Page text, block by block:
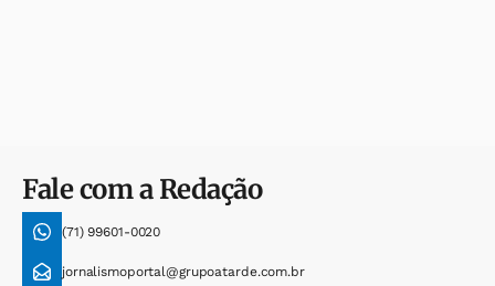
Fale com a Redação
(71) 99601-0020
jornalismoportal@grupoatarde.com.br